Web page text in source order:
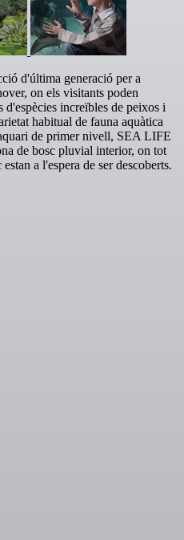
d'última generació per a
on els visitants poden
increïbles de peixos i
habitual de fauna aquàtica
de primer nivell, SEA LIFE
de bosc pluvial interior, on tot
a l'espera de ser descoberts.